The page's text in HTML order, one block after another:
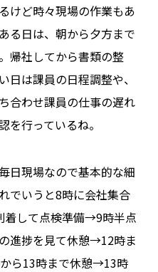
けど時々現場の作業もあ
る日は、朝から夕方まで
帰社してから書類の整
日は課員の日程調整や、
合わせ課員の仕事の遅れ
を行っているね。
日現場なので基本的な細
でいうと8時に会社集合
して点検準備→9時半点
進捗を見て休憩→12時ま
ら13時まで休憩→13時